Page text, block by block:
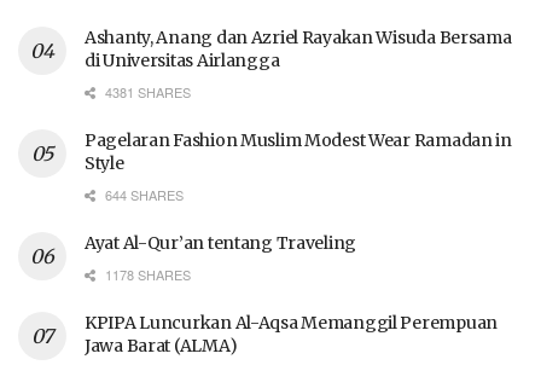
Ashanty, Anang dan Azriel Rayakan Wisuda Bersama
di Universitas Airlangga
4381 SHARES
Pagelaran Fashion Muslim Modest Wear Ramadan in
Style
644 SHARES
Ayat Al-Qur’an tentang Traveling
1178 SHARES
KPIPA Luncurkan Al-Aqsa Memanggil Perempuan
Jawa Barat (ALMA)